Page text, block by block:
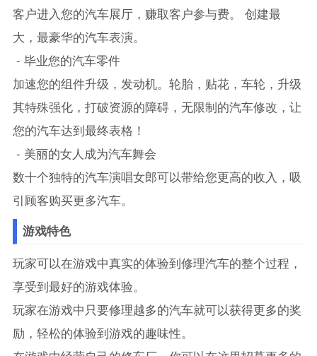
客户进入您的汽车展厅，赚取客户参与费。 创建最
大，最豪华的汽车表演。
- 毕业您的汽车零件
加速您的组件升级，发动机。轮胎，贴花，车轮，升级
其特殊强化，打破资源的障碍，无限制的汽车修改，让
您的汽车达到最终表格！
- 美丽的女人成为汽车舞会
数十个独特的汽车演唱女郎可以带给您更高的收入，吸
引顾客购买更多汽车。
游戏特色
玩家可以在游戏中真实的体验到修理汽车的整个过程，
享受到最好的游戏体验。
玩家在游戏中只要修理越多的汽车就可以获得更多的奖
励，轻松的体验到游戏的趣味性。